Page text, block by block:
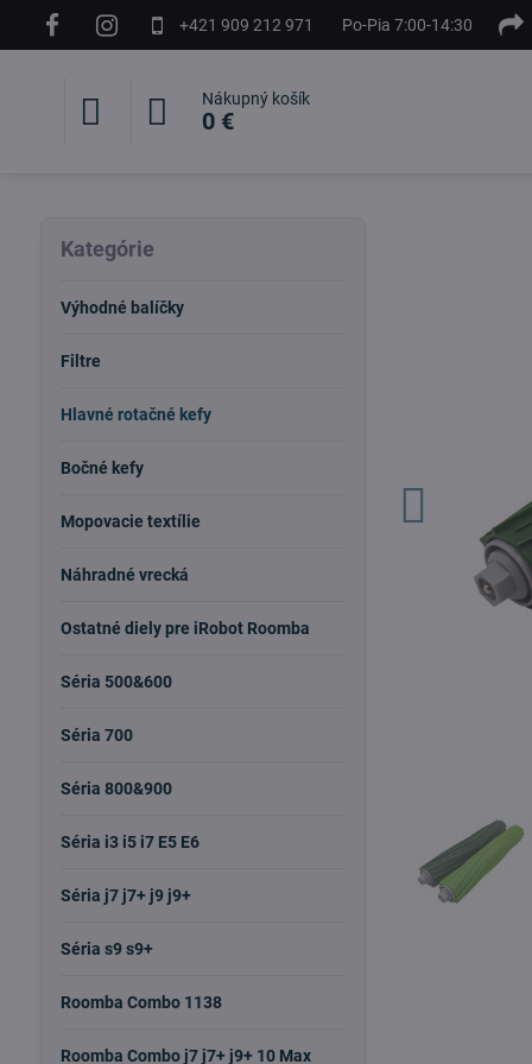
+421 909 212 971 Po-Pia 7:00-14:30
Nákupný košík
0 €
Kategórie
Výhodné balíčky
Filtre
Hlavné rotačné kefy
Bočné kefy
Mopovacie textílie
Náhradné vrecká
Ostatné diely pre iRobot Roomba
Séria 500&600
Séria 700
Séria 800&900
Séria i3 i5 i7 E5 E6
Séria j7 j7+ j9 j9+
Séria s9 s9+
Roomba Combo 1138
Roomba Combo j7 j7+ j9+ 10 Max